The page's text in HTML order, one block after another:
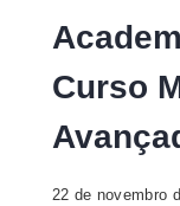
Curso
22 de novembro